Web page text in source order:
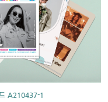
A210437-1